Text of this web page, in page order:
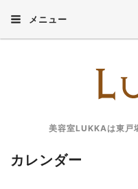
メニュー
美容室LUKKAは東戸
カレンダー